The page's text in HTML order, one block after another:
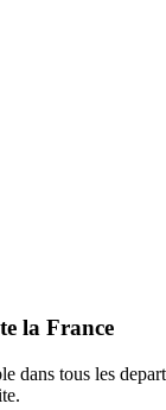
la France
dans tous les